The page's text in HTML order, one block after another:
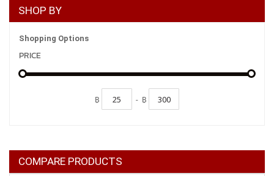
SHOP BY
Shopping Options
PRICE
฿ - ฿
COMPARE PRODUCTS